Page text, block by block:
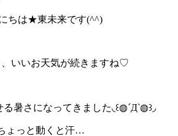
ちは★東未来です(^^)
、いいお天気が続きますね♡
暑さになってきました◟꒰◍´Д‵◍꒱◞
ょっと動くと汗…